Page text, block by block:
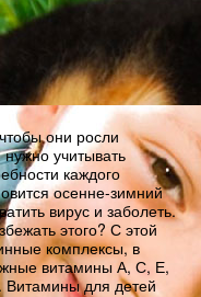
они росли
учитывать
каждого
осенне-зимний
вирус и заболеть.
этого? С этой
комплексы, в
витамины А, С, Е,
для детей